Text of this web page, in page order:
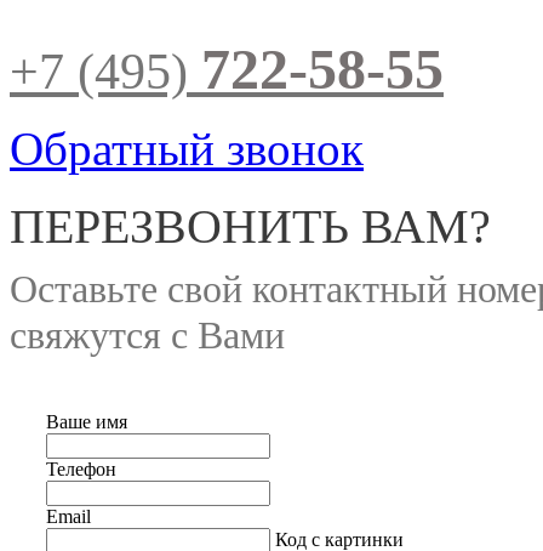
+7 (495) 722-58-55
Обратный звонок
ПЕРЕЗВОНИТЬ ВАМ?
Оставьте свой контактный
свяжутся с Вами
Ваше имя
Телефон
Email
Код с картинки